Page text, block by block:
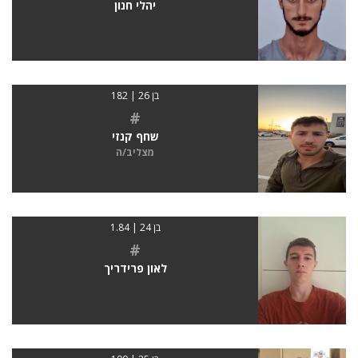
יהלי חנון
בן 26 | 182
#
שחף קנזי
מצליב/ה
בן 24 | 1.84
#
לאון פרידריך